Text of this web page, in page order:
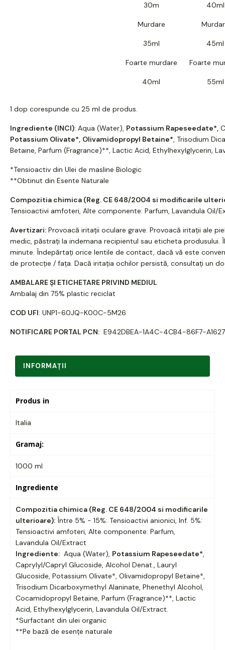
30m 40ml
Murdare
35ml 45ml
Foarte murdare
40ml
Foarte
55ml
1 dop corespunde cu 25 ml de produs.
Ingrediente (INCI): Aqua (Water), Potassium Rapeseedate*,
Potassium Olivate*, Olivamidopropyl Betaine*, Trisodium
Betaine, Parfum (Fragrance)**, Lactic Acid, Ethylhexylglycerin,
*Tensioactiv din Ulei de masline Biologic
**Obtinut din Esente Naturale
Compozitia chimica (Reg. CE 648/2004 si modificarile
Tensioactivi amfoteri, Alte componente: Parfum, Lavandula Oil/
Avertizari: Provoacă iritații oculare grave. Provoacă iritații ale
medic, păstrați la indemana recipientul sau eticheta produsului.
minute. Îndepărtați orice lentile de contact, dacă vă este
de protecție / fața. Dacă iritația ochilor persistă, consultați un
AMBALARE ȘI ETICHETARE PRIVIND MEDIUL
Ambalaj din 75% plastic reciclat
COD UFI: UNP1-60JQ-K00C-5M26
NOTIFICARE PORTAL PCN: E942DBEA-1A4C-4CB4-86F7-
INFORMAŢII
Produs in
Italia
Gramaj:
1000 ml
Ingrediente
Compozitia chimica (Reg. CE 648/2004 si modificarile
ulterioare): Între 5% - 15%: Tensioactivi anionici, Inf. 5%:
Tensioactivi amfoteri, Alte componente: Parfum,
Lavandula Oil/Extract
Ingrediente: Aqua (Water), Potassium Rapeseedate*,
Caprylyl/Capryl Glucoside, Alcohol Denat., Lauryl
Glucoside, Potassium Olivate*, Olivamidopropyl Betaine*,
Trisodium Dicarboxymethyl Alaninate, Phenethyl Alcohol,
Cocamidopropyl Betaine, Parfum (Fragrance)**, Lactic
Acid, Ethylhexylglycerin, Lavandula Oil/Extract.
*Surfactant din ulei organic
**Pe bază de esențe naturale